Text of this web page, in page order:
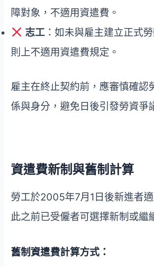
障對象，不適用資遣費。
志工 ：如未與雇主建立正式
則上不適用資遣費規定。
雇主在終止契約前，應審慎確認
係與身分，避免日後引發勞資爭
資遣費新制與舊制計算
勞工於2005年7月1日後新進者
此之前已受僱者可選擇新制或繼
舊制資遣費計算方式：